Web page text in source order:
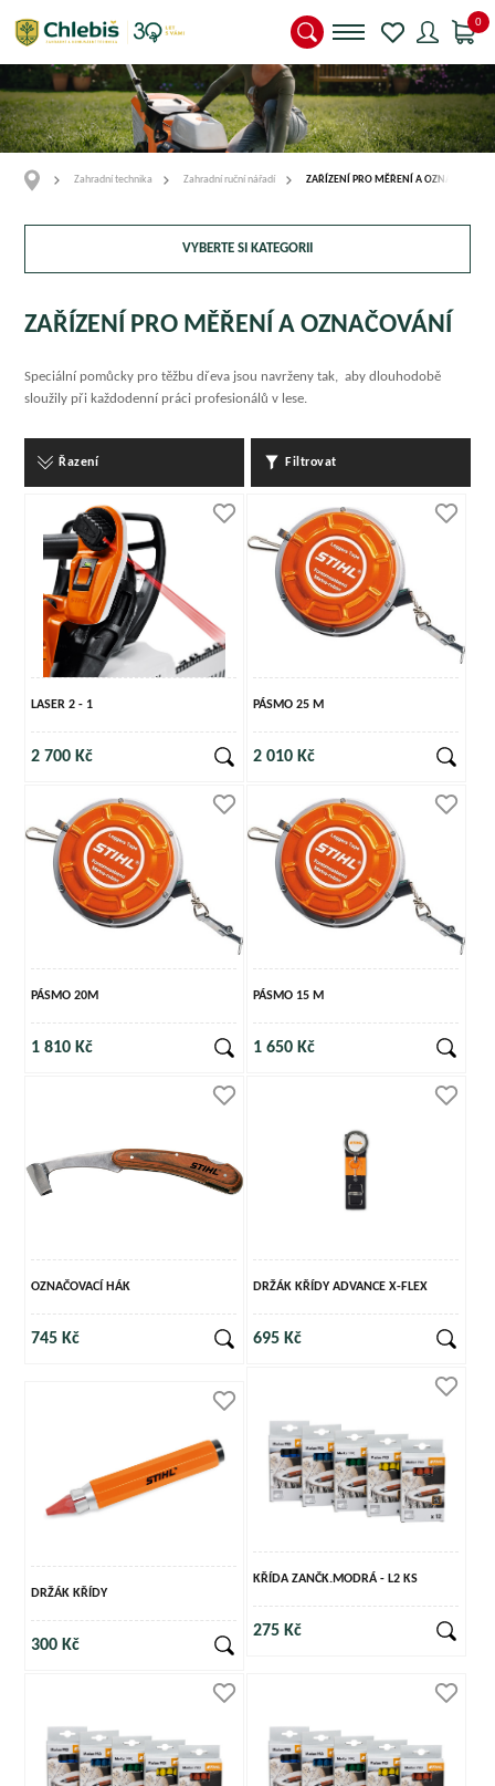
0
Zahradní technika Zahradní ruční nářadí ZAŘÍZENÍ PRO MĚŘENÍ A OZNAČOVÁNÍ
VYBERTE SI KATEGORII
ZAŘÍZENÍ PRO MĚŘENÍ A OZNAČOVÁNÍ
Speciální pomůcky pro těžbu dřeva jsou navrženy tak, aby dlouhodobě
sloužily při každodenní práci profesionálů v lese.
Řazení Filtrovat
LASER 2 - 1
2 700 Kč
PÁSMO 25 M
2 010 Kč
PÁSMO 20M
1 810 Kč
PÁSMO 15 M
1 650 Kč
OZNAČOVACÍ HÁK
745 Kč
DRŽÁK KŘÍDY ADVANCE X-FLEX
695 Kč
DRŽÁK KŘÍDY
300 Kč
KŘÍDA ZANČK.MODRÁ - L2 KS
275 Kč